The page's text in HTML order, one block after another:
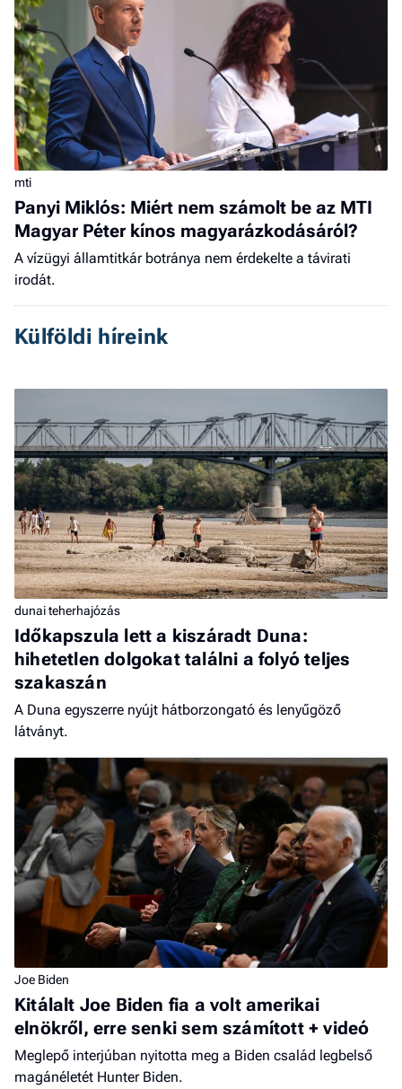
mti
Panyi Miklós: Miért nem számolt be az MTI
Magyar Péter kínos magyarázkodásáról?
A vízügyi államtitkár botránya nem érdekelte a távirati
irodát.
Külföldi híreink
dunai teherhajózás
Időkapszula lett a kiszáradt Duna:
hihetetlen dolgokat találni a folyó teljes
szakaszán
A Duna egyszerre nyújt hátborzongató és lenyűgöző
látványt.
Joe Biden
Kitálalt Joe Biden fia a volt amerikai
elnökről, erre senki sem számított + videó
Meglepő interjúban nyitotta meg a Biden család legbelső
magánéletét Hunter Biden.